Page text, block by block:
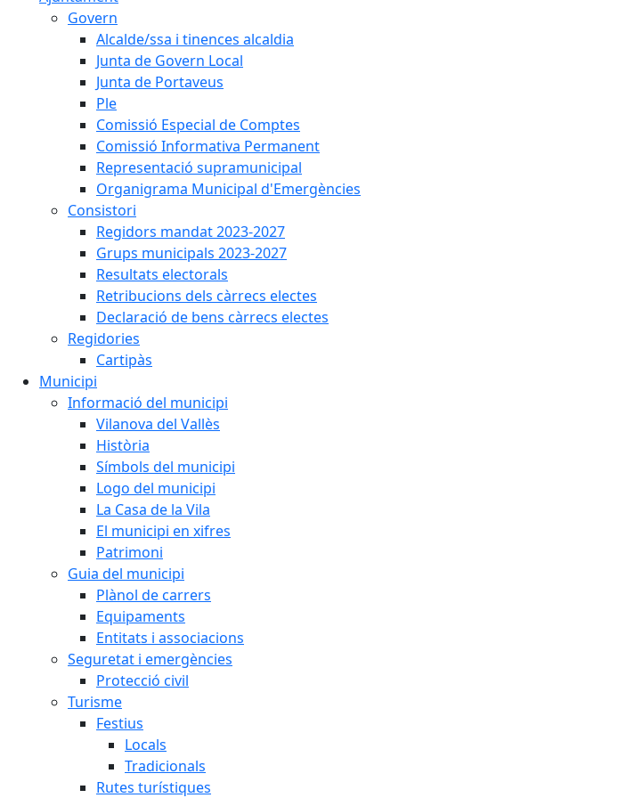
Govern
Alcalde/ssa i tinences alcaldia
Junta de Govern Local
Junta de Portaveus
Ple
Comissió Especial de Comptes
Comissió Informativa Permanent
Representació supramunicipal
Organigrama Municipal d'Emergències
Consistori
Regidors mandat 2023-2027
Grups municipals 2023-2027
Resultats electorals
Retribucions dels càrrecs electes
Declaració de bens càrrecs electes
Regidories
Cartipàs
Municipi
Informació del municipi
Vilanova del Vallès
Història
Símbols del municipi
Logo del municipi
La Casa de la Vila
El municipi en xifres
Patrimoni
Guia del municipi
Plànol de carrers
Equipaments
Entitats i associacions
Seguretat i emergències
Protecció civil
Turisme
Festius
Locals
Tradicionals
Rutes turístiques